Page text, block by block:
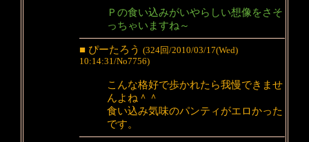
Ｐの食い込みがいやらしい想像をさそ
っちゃいますね～
■ ぴーたろう (324回/2010/03/17(Wed)
10:14:31/No7756)
こんな格好で歩かれたら我慢できませ
んよね＾＾
食い込み気味のパンティがエロかった
です。